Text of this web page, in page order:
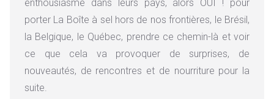
enthousiasme dans leurs pays, alors OUI ! pour
porter La Boîte à sel hors de nos frontières, le Brésil,
la Belgique, le Québec, prendre ce chemin-là et voir
ce que cela va provoquer de surprises, de
nouveautés, de rencontres et de nourriture pour la
suite.